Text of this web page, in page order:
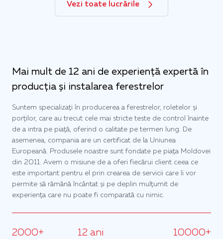
Vezi toate lucrările
Mai mult de 12 ani de experiență expertă în
producția și instalarea ferestrelor
Suntem specializați în producerea a ferestrelor, roletelor și
porților, care au trecut cele mai stricte teste de control înainte
de a intra pe piață, oferind o calitate pe termen lung. De
asemenea, compania are un certificat de la Uniunea
Europeană. Produsele noastre sunt fondate pe piața Moldovei
din 2011. Avem o misiune de a oferi fiecărui client ceea ce
este important pentru el prin crearea de servicii care îi vor
permite să rămână încântat și pe deplin mulțumit de
experiența care nu poate fi comparată cu nimic.
2000+ 12 ani 10000+